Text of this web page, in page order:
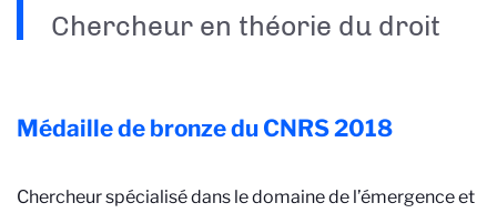
Chercheur en théorie du droit
Médaille de bronze du CNRS2018
Chercheur spécialisé dans le domaine de l’émergence et